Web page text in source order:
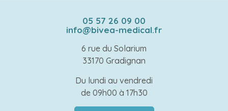
05 57 26 09 00
info@bivea-medical.fr
6 rue du Solarium
33170 Gradignan
Du lundi au vendredi
de 09h00 à 17h30